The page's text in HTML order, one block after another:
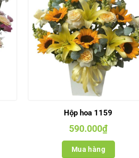
Hộp hoa 1159
590.000₫
Mua hàng